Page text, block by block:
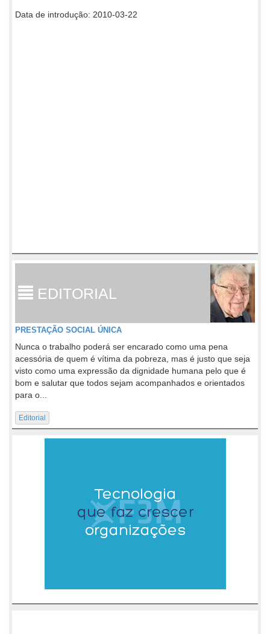
Data de introdução: 2010-03-22
EDITORIAL
PRESTAÇÃO SOCIAL ÚNICA
Nunca o trabalho poderá ser encarado como uma pena
acessória de quem é vítima da pobreza, mas é justo que seja
visto como uma expressão da dignidade humana pelo que é
bom e salutar que todos sejam acompanhados e orientados
para o...
Editorial